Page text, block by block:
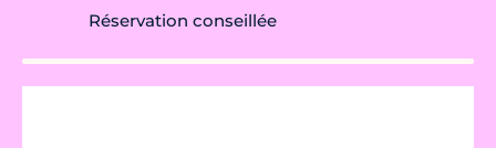
Réservation conseillée